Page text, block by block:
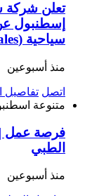
تعلن شركة
إسطنبول
سياحية (Tourism Sales)
منذ أسبوعين
اتصل تفاصيل
متنوعة
فرصة عمل |
الطبي
منذ أسبوعين